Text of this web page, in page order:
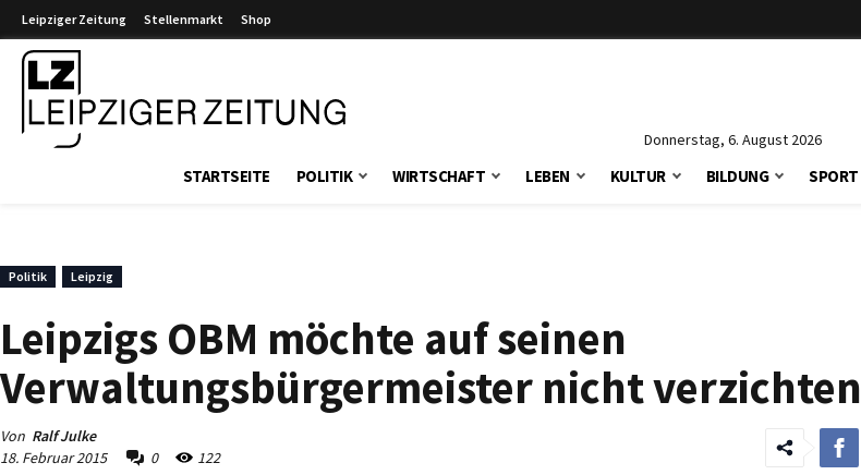
Leipziger Zeitung Stellenmarkt Shop
Donnerstag, 6. August 2026
STARTSEITE POLITIK WIRTSCHAFT LEBEN KULTUR BILDUNG SPORT
Politik Leipzig
Leipzigs OBM möchte auf seinen
Verwaltungsbürgermeister nicht verzichten
Von Ralf Julke
18. Februar 2015
0 122